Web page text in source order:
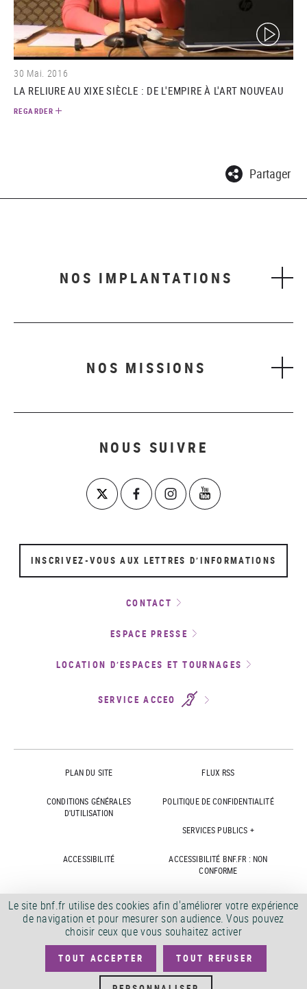
(video)
30 Mai. 2016
LA RELIURE AU XIXE SIÈCLE : DE L'EMPIRE À L'ART NOUVEAU
REGARDER
Partager
NOS IMPLANTATIONS
NOS MISSIONS
NOUS SUIVRE
INSCRIVEZ-VOUS AUX LETTRES D’INFORMATIONS
CONTACT
ESPACE PRESSE
LOCATION D’ESPACES ET TOURNAGES
SERVICE ACCEO
PLAN DU SITE FLUX RSS
CONDITIONS GÉNÉRALES
D'UTILISATION
POLITIQUE DE CONFIDENTIALITÉ
SERVICES PUBLICS +
ACCESSIBILITÉ
ACCESSIBILITÉ BNF.FR : NON
CONFORME
MARCHÉS PUBLICS OFFRES D'EMPLOI
DÉMATÉRIALISATION FACTURES CRÉDITS
©
Le site bnf.fr utilise des cookies afin d'améliorer votre expérience
de navigation et pour mesurer son audience. Vous pouvez
choisir ceux que vous souhaitez activer
TOUT ACCEPTER TOUT REFUSER